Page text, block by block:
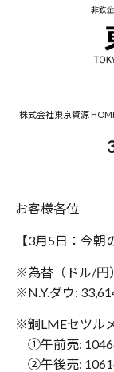
非鉄
株式会社東京資源
お客様各位
【3月5日：‪今朝
※為替（ドル/円
※N.Y.ダウ:
※銅LMEセツル
①午前売:
②午後売: